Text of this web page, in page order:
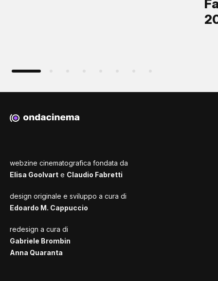
webzine cinematografica fondata da
Elisa Goolvart e Claudio Fabretti
design originale e sviluppo a cura di
Edoardo M. Cappuccio
redesign a cura di
Gabriele Brombin
Anna Quaranta